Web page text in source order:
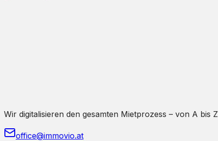
Wir digitalisieren den gesamten Mietprozess – von A bis Z
office@immovio.at